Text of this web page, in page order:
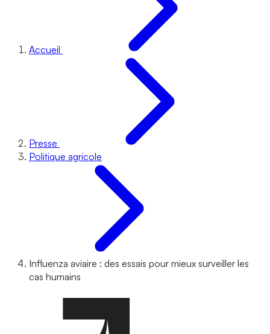
Accueil
Presse
Politique agricole
Influenza aviaire : des essais pour mieux surveiller les
cas humains